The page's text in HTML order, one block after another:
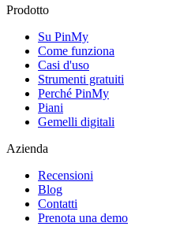
Prodotto
Su PinMy
Come funziona
Casi d'uso
Strumenti gratuiti
Perché PinMy
Piani
Gemelli digitali
Azienda
Recensioni
Blog
Contatti
Prenota una demo